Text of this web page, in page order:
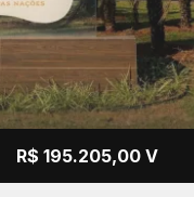
R$ 195.205,00 V